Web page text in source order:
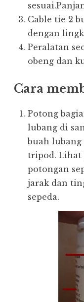
Cable tie 2
dengan
Peralatan
obeng dan
Cara
Potong
lubang di
buah
tripod. Lihat
potongan
jarak dan
sepeda.